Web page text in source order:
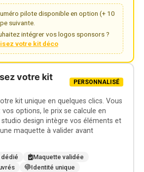
pilote disponible en option (+ 10
suivante.
intégrer vos logos sponsors ?
votre kit déco
votre kit
PERSONNALISÉ
kit unique en quelques clics. Vous
options, le prix se calcule en
design intègre vos éléments et
maquette à valider avant
dédié
Maquette validée
Identité unique